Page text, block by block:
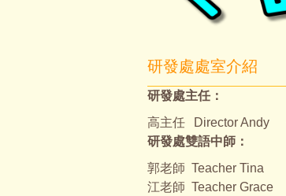
研發處處室介紹
研發處主任：
高主任
Director Andy
研發處雙語中師：
郭老師 Teacher Tina
江老師 Teacher Grace